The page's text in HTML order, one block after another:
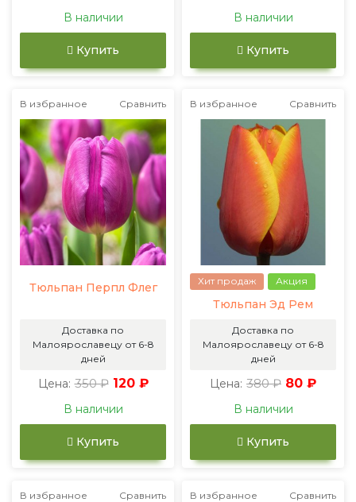
В наличии
Купить
В наличии
Купить
В избранное Сравнить
Тюльпан Перпл Флег
Доставка по
Малоярославецу от 6-8
дней
Цена: 350 ₽ 120 ₽
В наличии
Купить
В избранное Сравнить
Хит продаж Акция
Тюльпан Эд Рем
Доставка по
Малоярославецу от 6-8
дней
Цена: 380 ₽ 80 ₽
В наличии
Купить
В избранное Сравнить В избранное Сравнить